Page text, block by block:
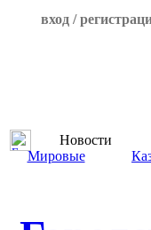
вход /
Новости
Мировые